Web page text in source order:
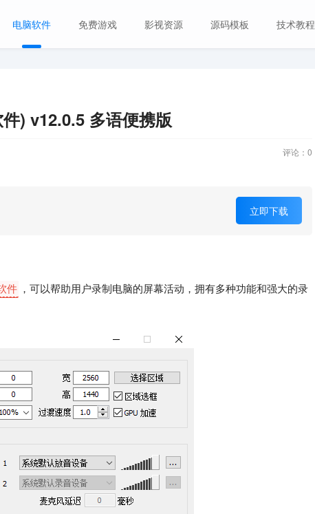
电脑软件 免费游戏 影视资源 源码模板 技术教程
) v12.0.5 多语便携版
评论： 0
立即下载
件 ，可以帮助用户录制电脑的屏幕活动，拥有多种功能和强大的录